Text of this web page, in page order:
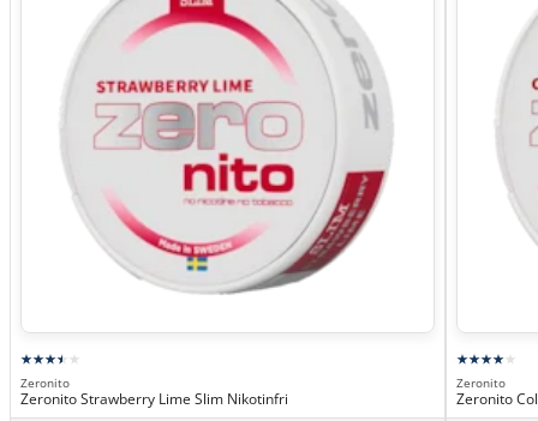
Zeronito
Zeronito Strawberry Lime Slim Nikotinfri
Zeronito
Zeronito